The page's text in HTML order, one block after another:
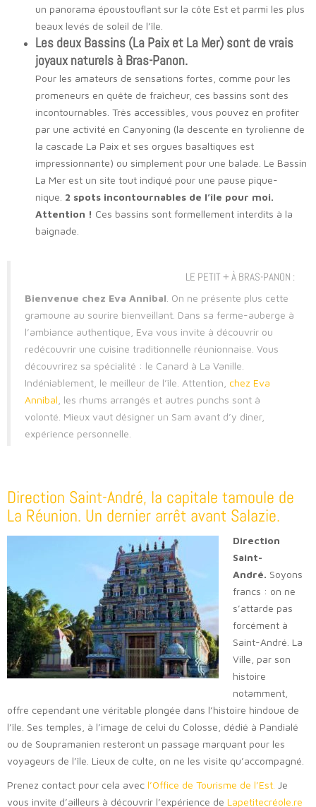
un panorama époustouflant sur la côte Est et parmi les plus
beaux levés de soleil de l’île.
Les deux Bassins (La Paix et La Mer) sont de vrais
joyaux naturels à Bras-Panon.
Pour les amateurs de sensations fortes, comme pour les
promeneurs en quête de fraîcheur, ces bassins sont des
incontournables. Très accessibles, vous pouvez en profiter
par une activité en Canyoning (la descente en tyrolienne de
la cascade La Paix et ses orgues basaltiques est
impressionnante) ou simplement pour une balade. Le Bassin
La Mer est un site tout indiqué pour une pause pique-
nique. 2 spots incontournables de l’île pour moi.
Attention ! Ces bassins sont formellement interdits à la
baignade.
LE PETIT + À BRAS-PANON :
Bienvenue chez Eva Annibal . On ne présente plus cette
gramoune au sourire bienveillant. Dans sa ferme-auberge à
l’ambiance authentique, Eva vous invite à découvrir ou
redécouvrir une cuisine traditionnelle réunionnaise. Vous
découvrirez sa spécialité : le Canard à La Vanille.
Indéniablement, le meilleur de l’île. Attention, chez Eva
Annibal , les rhums arrangés et autres punchs sont à
volonté. Mieux vaut désigner un Sam avant d’y diner,
expérience personnelle.
Direction Saint-André, la capitale tamoule de
La Réunion. Un dernier arrêt avant Salazie.
Direction
Saint-
André. Soyons
francs : on ne
s’attarde pas
forcément à
Saint-André. La
Ville, par son
histoire
notamment,
offre cependant une véritable plongée dans l’histoire hindoue de
l’île. Ses temples, à l’image de celui du Colosse, dédié à Pandialé
ou de Soupramanien resteront un passage marquant pour les
voyageurs de l’île. Lieux de culte, on ne les visite qu’accompagné.
Prenez contact pour cela avec l’Office de Tourisme de l’Est. Je
vous invite d’ailleurs à découvrir l’expérience de Lapetitecréole.re